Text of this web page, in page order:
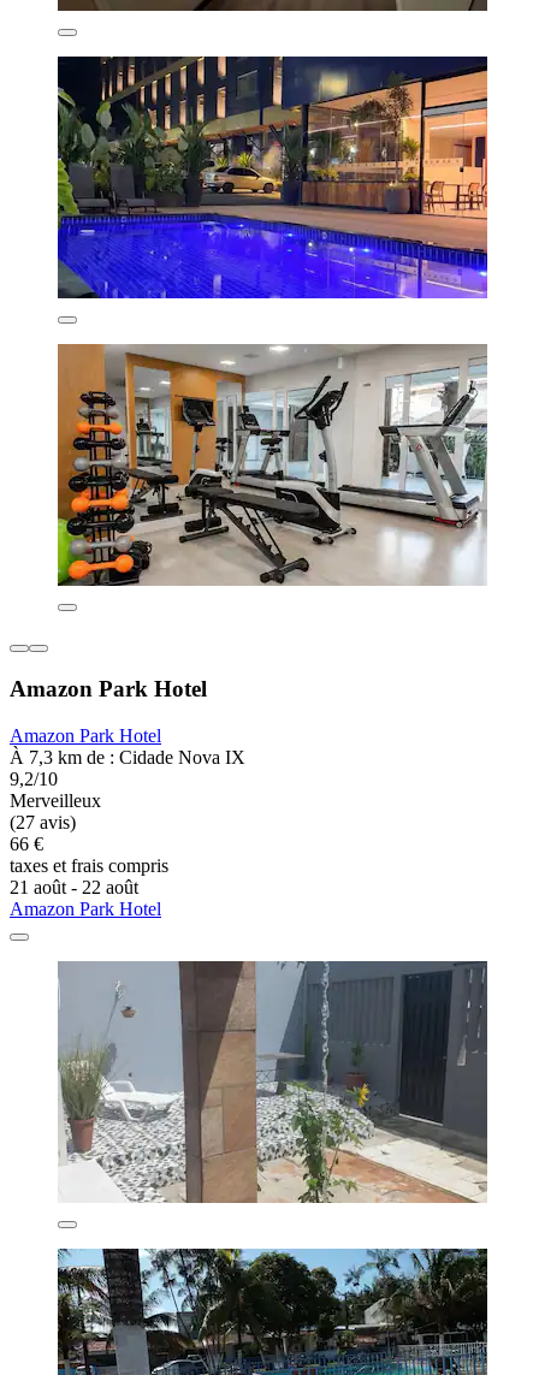
Amazon Park Hotel
Amazon Park Hotel
À 7,3 km de : Cidade Nova IX
9,2/10
Merveilleux
(27 avis)
66 €
taxes et frais compris
21 août - 22 août
Amazon Park Hotel